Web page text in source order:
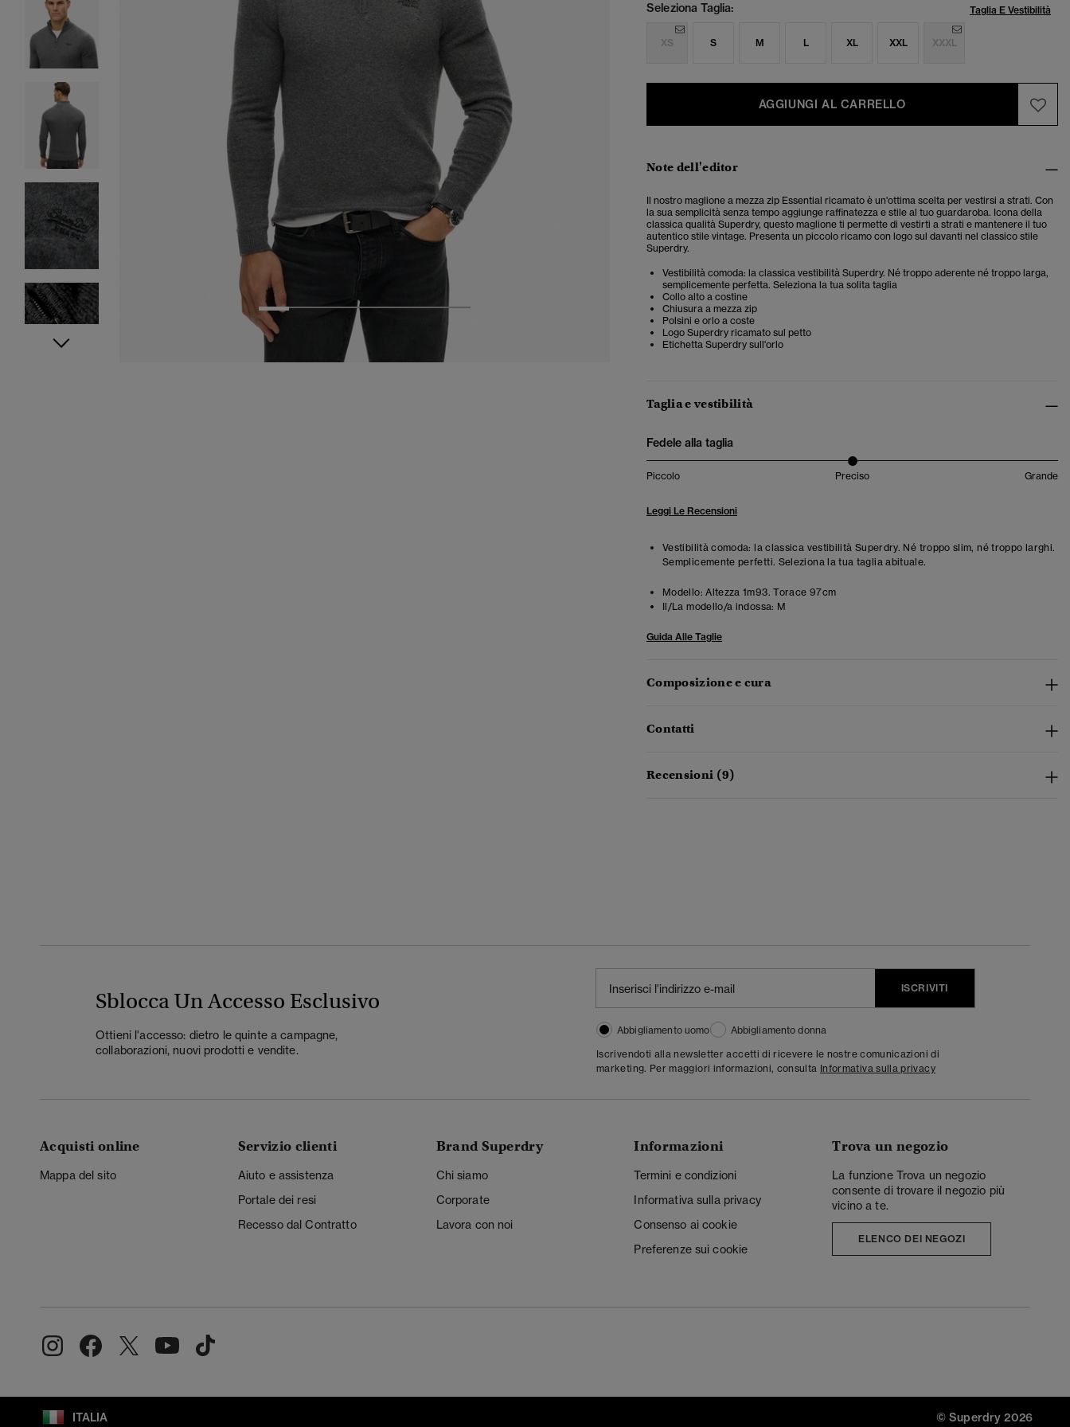
1 4
Seleziona Taglia: Taglia E Vestibilità
XS S M L XL XXL XXXL
AGGIUNGI AL CARRELLO
Note dell'editor
Il nostro maglione a mezza zip Essential ricamato è un'ottima scelta per vestirsi a strati. Con
la sua semplicità senza tempo aggiunge raffinatezza e stile al tuo guardaroba. Icona della
classica qualità Superdry, questo maglione ti permette di vestirti a strati e mantenere il tuo
autentico stile vintage. Presenta un piccolo ricamo con logo sul davanti nel classico stile
Superdry.
Vestibilità comoda: la classica vestibilità Superdry. Né troppo aderente né troppo larga,
semplicemente perfetta. Seleziona la tua solita taglia
Collo alto a costine
Chiusura a mezza zip
Polsini e orlo a coste
Logo Superdry ricamato sul petto
Etichetta Superdry sull'orlo
Taglia e vestibilità
Fedele alla taglia
Piccolo Preciso Grande
Leggi Le Recensioni
Vestibilità comoda: la classica vestibilità Superdry. Né troppo slim, né troppo larghi.
Semplicemente perfetti. Seleziona la tua taglia abituale.
Modello: Altezza 1m93. Torace 97cm
Il/La modello/a indossa: M
Guida Alle Taglie
Composizione e cura
Contatti
Recensioni (9)
Sblocca Un Accesso Esclusivo
Ottieni l'accesso: dietro le quinte a campagne,
collaborazioni, nuovi prodotti e vendite.
ISCRIVITI
Abbigliamento uomo
Abbigliamento donna
Iscrivendoti alla newsletter accetti di ricevere le nostre comunicazioni di
marketing. Per maggiori informazioni, consulta Informativa sulla privacy
Acquisti online
Mappa del sito
Servizio clienti
Aiuto e assistenza
Portale dei resi
Recesso dal Contratto
Brand Superdry
Chi siamo
Corporate
Lavora con noi
Informazioni
Termini e condizioni
Informativa sulla privacy
Consenso ai cookie
Preferenze sui cookie
Trova un negozio
La funzione Trova un negozio
consente di trovare il negozio più
vicino a te.
ELENCO DEI NEGOZI
ITALIA © Superdry 2026